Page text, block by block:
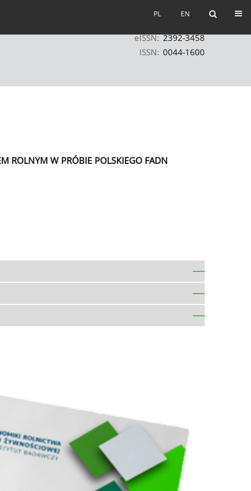
EN
PL EN
PL
eISSN: 2392-3458
ISSN: 0044-1600
ROLNYM W PRÓBIE POLSKIEGO FADN